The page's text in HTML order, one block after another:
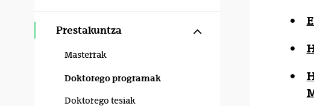
Prestakuntza Erakutsi/izkutatu
Masterrak
Doktorego programak
Doktorego tesiak